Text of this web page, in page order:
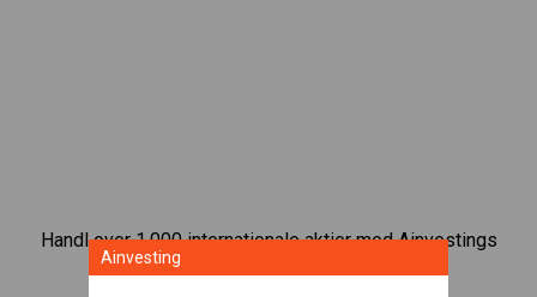
Handl over 1.000 internationale aktier med Ainvestings
CFD-handelsplatform.
Ainvesting